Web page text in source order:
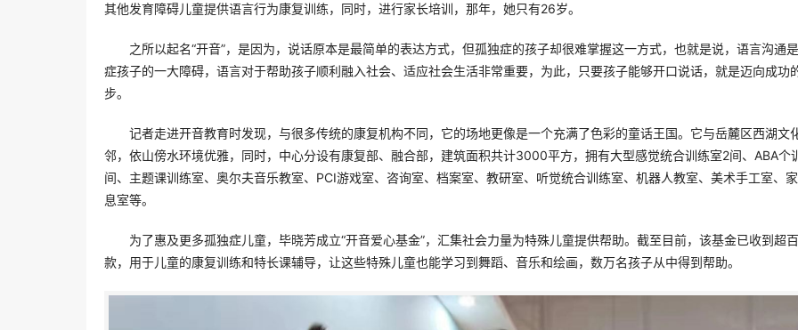
其他发育障碍儿童提供语言行为康复训练，同时，进行家长培训，那年，她只有26岁。
之所以起名“开音”，是因为，说话原本是最简单的表达方式，但孤独症的孩子却很难掌握这一方式，也就是说，语言沟通
症孩子的一大障碍，语言对于帮助孩子顺利融入社会、适应社会生活非常重要，为此，只要孩子能够开口说话，就是迈向成功
步。
记者走进开音教育时发现，与很多传统的康复机构不同，它的场地更像是一个充满了色彩的童话王国。它与岳麓区西湖文
邻，依山傍水环境优雅，同时，中心分设有康复部、融合部，建筑面积共计3000平方，拥有大型感觉统合训练室2间、ABA个
间、主题课训练室、奥尔夫音乐教室、PCI游戏室、咨询室、档案室、教研室、听觉统合训练室、机器人教室、美术手工室、
息室等。
为了惠及更多孤独症儿童，毕晓芳成立“开音爱心基金”，汇集社会力量为特殊儿童提供帮助。截至目前，该基金已收到超
款，用于儿童的康复训练和特长课辅导，让这些特殊儿童也能学习到舞蹈、音乐和绘画，数万名孩子从中得到帮助。